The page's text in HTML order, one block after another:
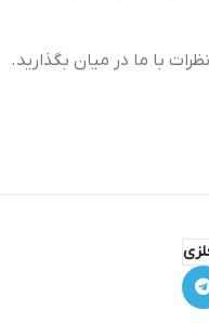
با ما در میان بگذارید.